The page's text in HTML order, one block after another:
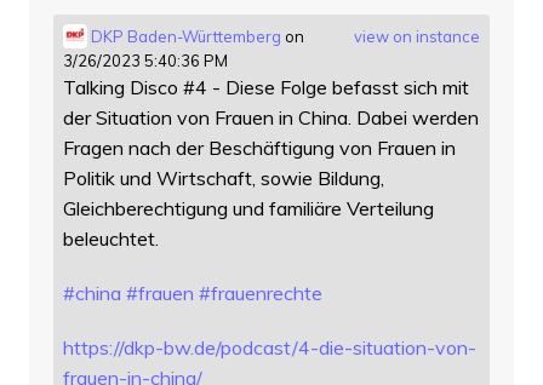
view on instance
DKP Baden-Württemberg on
3/26/2023 5:40:36 PM
Talking Disco #4 - Diese Folge befasst sich mit
der Situation von Frauen in China. Dabei werden
Fragen nach der Beschäftigung von Frauen in
Politik und Wirtschaft, sowie Bildung,
Gleichberechtigung und familiäre Verteilung
beleuchtet.
#china #frauen #frauenrechte
https://dkp-bw.de/podcast/4-die-situation-von-
frauen-in-china/